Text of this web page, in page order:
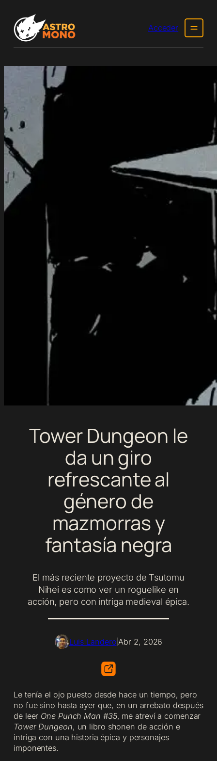
Acceder
Tower Dungeon le
da un giro
refrescante al
género de
mazmorras y
fantasía negra
El más reciente proyecto de Tsutomu
Nihei es como ver un roguelike en
acción, pero con intriga medieval épica.
Luis Landero Abr 2, 2026
Le tenía el ojo puesto desde hace un tiempo, pero
no fue sino hasta ayer que, en un arrebato después
de leer One Punch Man #35, me atreví a comenzar
Tower Dungeon, un libro shonen de acción e
intriga con una historia épica y personajes
imponentes.